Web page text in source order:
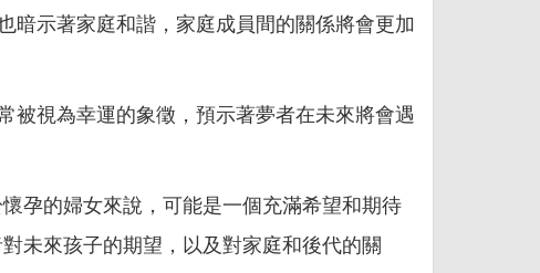
暗示著家庭和諧，家庭成員間的關係將會更加
被視為幸運的象徵，預示著夢者在未來將會遇
孕的婦女來說，可能是一個充滿希望和期待
未來孩子的期望，以及對家庭和後代的關